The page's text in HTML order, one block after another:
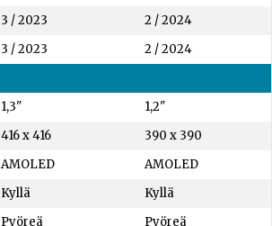
3 / 2023
2 / 2024
3 / 2023
2 / 2024
1,3"
1,2"
416 x 416
390 x 390
AMOLED
AMOLED
Kyllä
Kyllä
Pyöreä
Pyöreä